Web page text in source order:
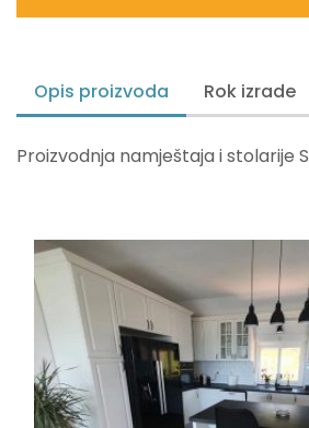
Opis proizvoda Rok izrade
Proizvodnja namještaja i stolarije